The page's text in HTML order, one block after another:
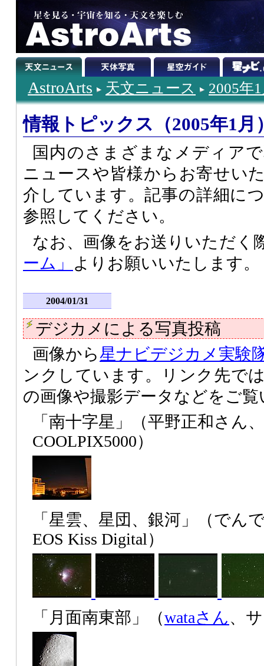
AstroArts 天文ニュース 2005年
情報トピックス（2005年1月
国内のさまざまなメディア
ニュースや皆様からお寄せい
介しています。記事の詳細に
参照してください。
なお、画像をお送りいただく
ーム」 よりお願いいたします。
2004/01/31
デジカメによる写真投稿
画像から星ナビデジカメ実験
ンクしています。リンク先で
の画像や撮影データなどをご
「南十字星」（平野正和さん
COOLPIX5000）
「星雲、星団、銀河」（でん
EOS Kiss Digital）
「月面南東部」（wataさん、